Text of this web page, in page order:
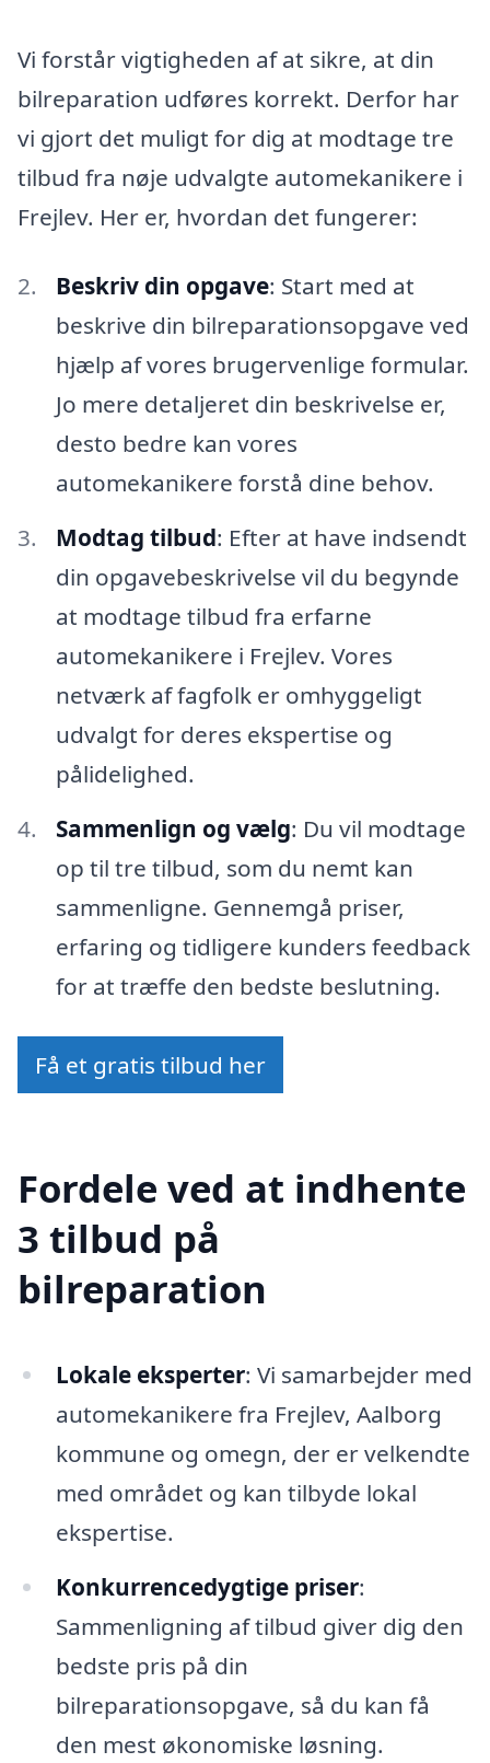
Vi forstår vigtigheden af at sikre, at din
bilreparation udføres korrekt. Derfor har
vi gjort det muligt for dig at modtage tre
tilbud fra nøje udvalgte automekanikere i
Frejlev. Her er, hvordan det fungerer:
Beskriv din opgave: Start med at
beskrive din bilreparationsopgave ved
hjælp af vores brugervenlige formular.
Jo mere detaljeret din beskrivelse er,
desto bedre kan vores
automekanikere forstå dine behov.
Modtag tilbud: Efter at have indsendt
din opgavebeskrivelse vil du begynde
at modtage tilbud fra erfarne
automekanikere i Frejlev. Vores
netværk af fagfolk er omhyggeligt
udvalgt for deres ekspertise og
pålidelighed.
Sammenlign og vælg: Du vil modtage
op til tre tilbud, som du nemt kan
sammenligne. Gennemgå priser,
erfaring og tidligere kunders feedback
for at træffe den bedste beslutning.
Få et gratis tilbud her
Fordele ved at indhente
3 tilbud på
bilreparation
Lokale eksperter: Vi samarbejder med
automekanikere fra Frejlev, Aalborg
kommune og omegn, der er velkendte
med området og kan tilbyde lokal
ekspertise.
Konkurrencedygtige priser:
Sammenligning af tilbud giver dig den
bedste pris på din
bilreparationsopgave, så du kan få
den mest økonomiske løsning.